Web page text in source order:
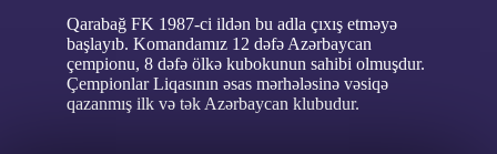
Qarabağ FK 1987-ci ildən bu adla çıxış etməyə
başlayıb. Komandamız 12 dəfə Azərbaycan
çempionu, 8 dəfə ölkə kubokunun sahibi olmuşdur.
Çempionlar Liqasının əsas mərhələsinə vəsiqə
qazanmış ilk və tək Azərbaycan klubudur.